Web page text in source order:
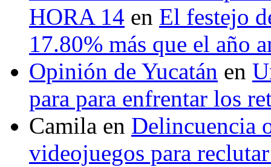
HORA 14 en El festejo
17.80% más que el año
Opinión de Yucatán en
para para enfrentar los
Camila en Delincuencia
videojuegos para